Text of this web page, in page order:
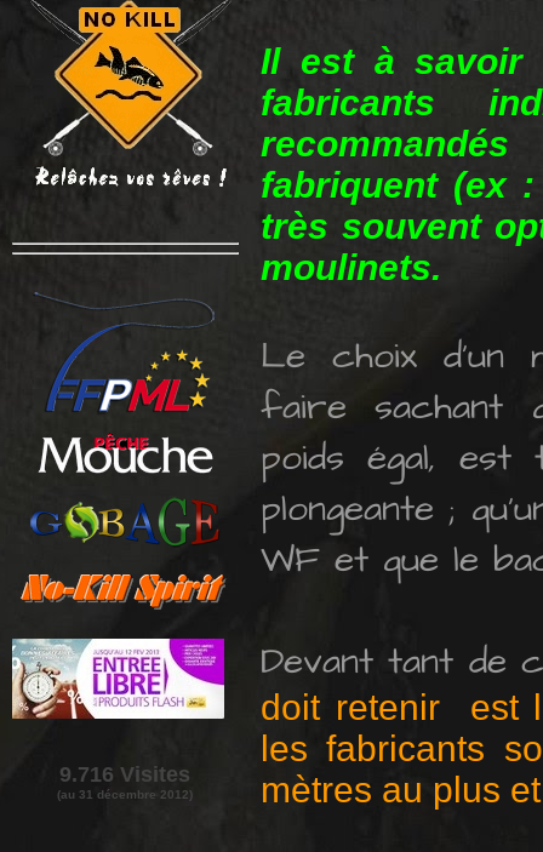
9.716 Visites
(au 31 décembre 2012)
Il est à savoir
fabricants
fabriquent (ex
très souvent
moulinets.
Le choix d'un
faire sachant
poids égal, est
plongeante ;
WF et que le
Devant tant de
doit retenir est
les fabricants
mètres au plus